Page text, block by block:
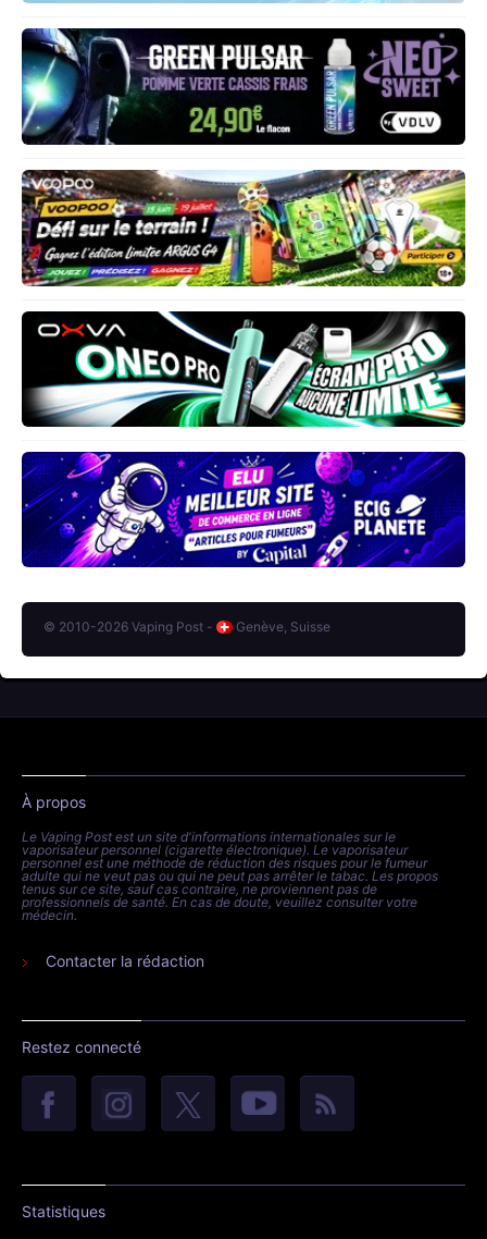
© 2010-2026 Vaping Post - Genève, Suisse
À propos
Le Vaping Post est un site d'informations internationales sur le
vaporisateur personnel (cigarette électronique). Le vaporisateur
personnel est une méthode de réduction des risques pour le fumeur
adulte qui ne veut pas ou qui ne peut pas arrêter le tabac. Les propos
tenus sur ce site, sauf cas contraire, ne proviennent pas de
professionnels de santé. En cas de doute, veuillez consulter votre
médecin.
Contacter la rédaction
Restez connecté
Statistiques